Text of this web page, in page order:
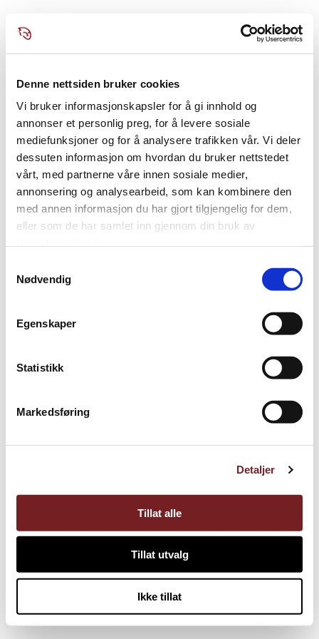
Denne nettsiden bruker cookies
Vi bruker informasjonskapsler for å gi innhold og
annonser et personlig preg, for å levere sosiale
mediefunksjoner og for å analysere trafikken vår. Vi deler
dessuten informasjon om hvordan du bruker nettstedet
vårt, med partnerne våre innen sosiale medier,
annonsering og analysearbeid, som kan kombinere den
med annen informasjon du har gjort tilgjengelig for dem,
eller som de har samlet inn gjennom din bruk av
Nødvendig
Egenskaper
Statistikk
Markedsføring
Detaljer
Tillat alle
Tillat utvalg
Ikke tillat